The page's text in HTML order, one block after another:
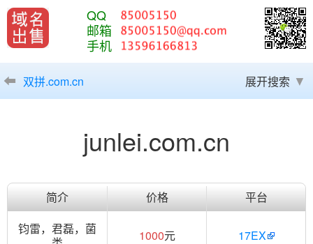
QQ
邮箱
手机
双拼.com.cn 展开搜索
junlei.com.cn
简介 价格
平台
钧雷，君磊，菌
1000元 17EX